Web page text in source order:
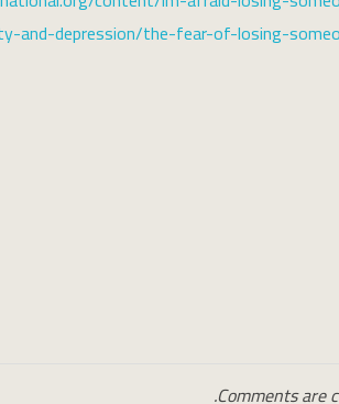
and-depression/the-fear-of-losing-
Comments are